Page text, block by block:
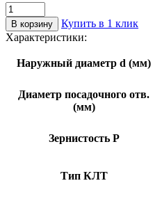
Количество
товара
Круг
лепестковый
торцевой
КЛТ1
KK19XW
В корзину
Купить в 1 клик
Характеристики:
Наружный диаметр d (мм)
Диаметр посадочного отв.
(мм)
Зернистость Р
Тип КЛТ